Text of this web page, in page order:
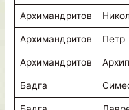
Архимандритов
Архимандритов Петр
Архимандритов Архип
Бадга